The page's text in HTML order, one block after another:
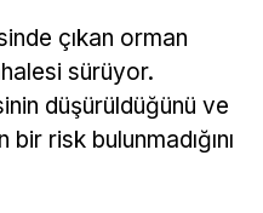
çıkan orman
sürüyor.
düşürüldüğünü ve
risk bulunmadığını